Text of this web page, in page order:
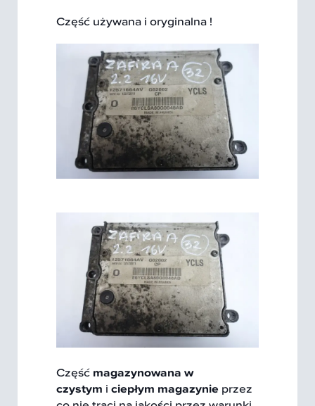
Część używana i oryginalna !
Część magazynowana w
czystym i ciepłym magazynie przez